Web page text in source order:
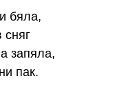
бяла,
сняг
запяла,
пак.